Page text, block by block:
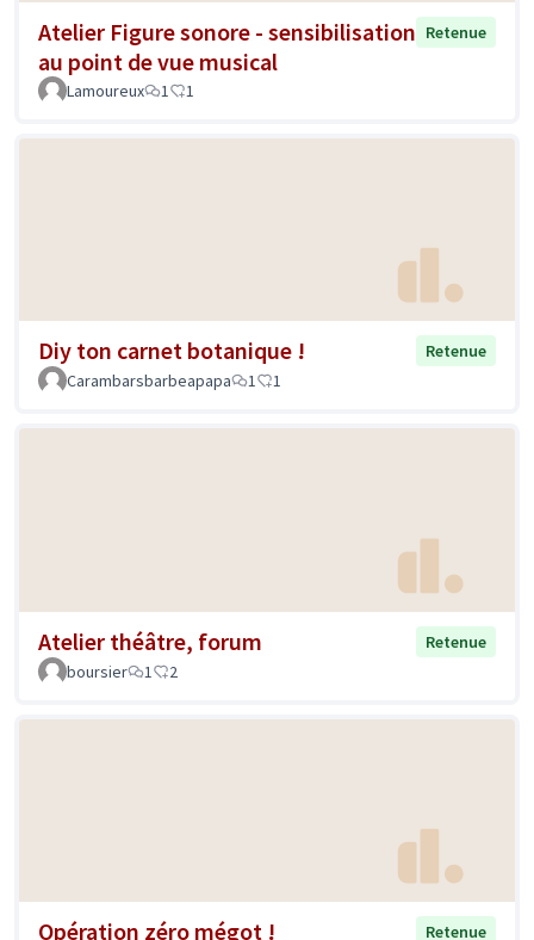
Atelier Figure sonore - sensibilisation
au point de vue musical
Retenue
Lamoureux 1 1
Diy ton carnet botanique !
Retenue
Carambarsbarbeapapa
1 1
Atelier théâtre, forum
Retenue
boursier
1 2
Opération zéro mégot ! Retenue